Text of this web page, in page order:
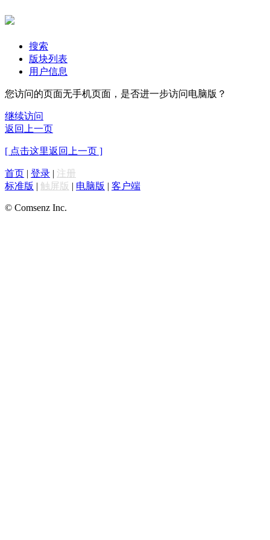
搜索
版块列表
用户信息
您访问的页面无手机页面，是否进一步访问电脑版？
继续访问
返回上一页
[ 点击这里返回上一页 ]
首页 | 登录 | 注册
标准版 | 触屏版 | 电脑版 | 客户端
© Comsenz Inc.